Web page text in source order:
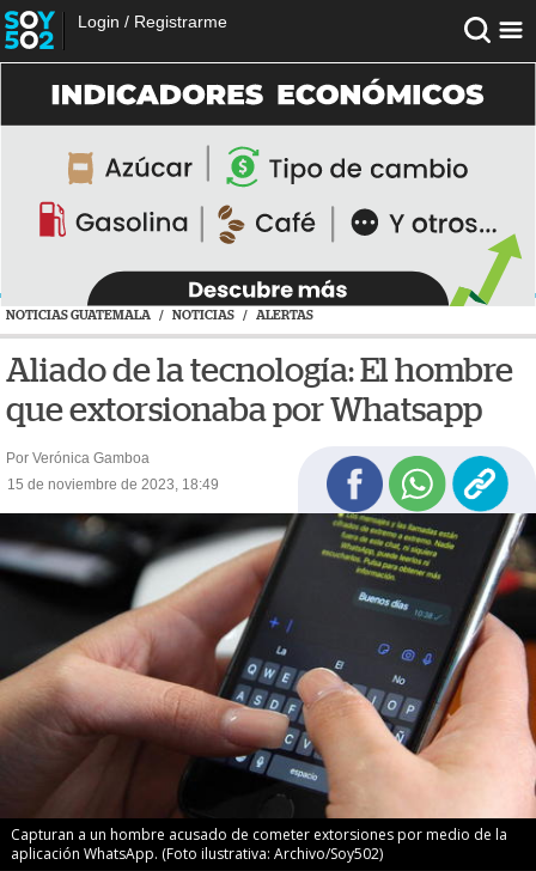
Login / Registrarme
NOTICIAS GUATEMALA / NOTICIAS / ALERTAS
Aliado de la tecnología: El hombre
que extorsionaba por Whatsapp
Por Verónica Gamboa
15 de noviembre de 2023, 18:49
Capturan a un hombre acusado de cometer extorsiones por medio de la
aplicación WhatsApp. (Foto ilustrativa: Archivo/Soy502)